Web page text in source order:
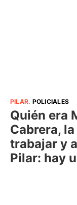
PILAR. POLICIALES
Quién era
Cabrera,
trabajar y
Pilar: hay